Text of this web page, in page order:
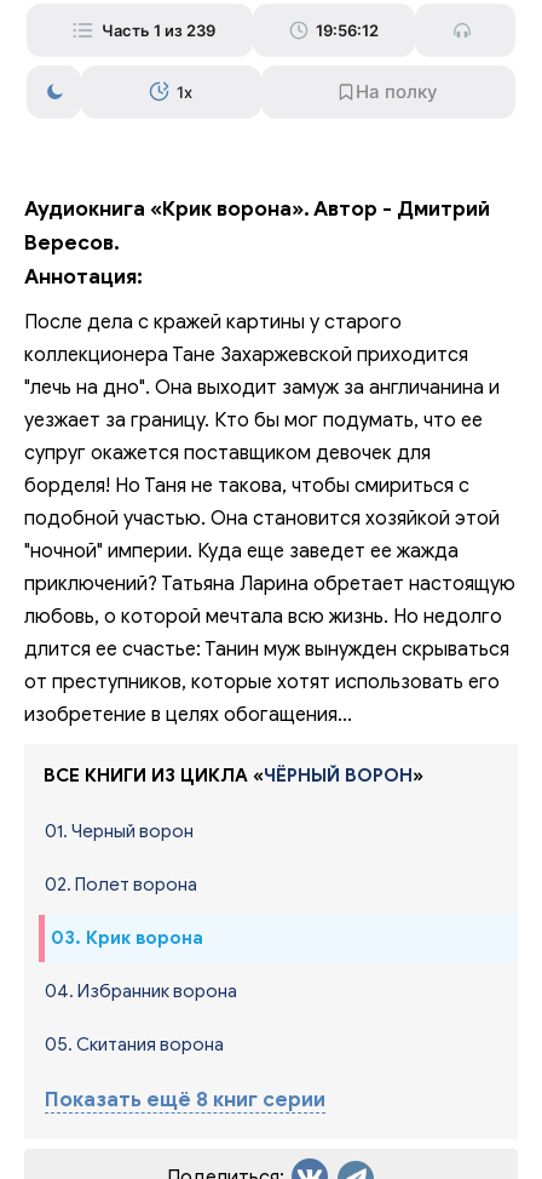
Часть 1 из 239 19:56:12
1x
Аудиокнига «Крик ворона». Автор - Дмитрий
Вересов.
Аннотация:
После дела с кражей картины у старого
коллекционера Тане Захаржевской приходится
"лечь на дно". Она выходит замуж за англичанина и
уезжает за границу. Кто бы мог подумать, что ее
супруг окажется поставщиком девочек для
борделя! Но Таня не такова, чтобы смириться с
подобной участью. Она становится хозяйкой этой
"ночной" империи. Куда еще заведет ее жажда
приключений? Татьяна Ларина обретает настоящую
любовь, о которой мечтала всю жизнь. Но недолго
длится ее счастье: Танин муж вынужден скрываться
от преступников, которые хотят использовать его
изобретение в целях обогащения...
ВСЕ КНИГИ ИЗ ЦИКЛА «ЧЁРНЫЙ ВОРОН»
01. Черный ворон
02. Полет ворона
03. Крик ворона
04. Избранник ворона
05. Скитания ворона
Показать ещё 8 книг серии